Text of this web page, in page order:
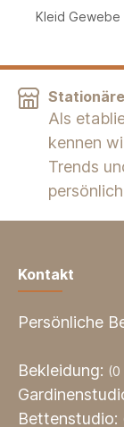
Kleid Gewebe
Als
kennen
Trends
persönlich
Kontakt
Persönliche
Bekleidung:
Bettenstudio: